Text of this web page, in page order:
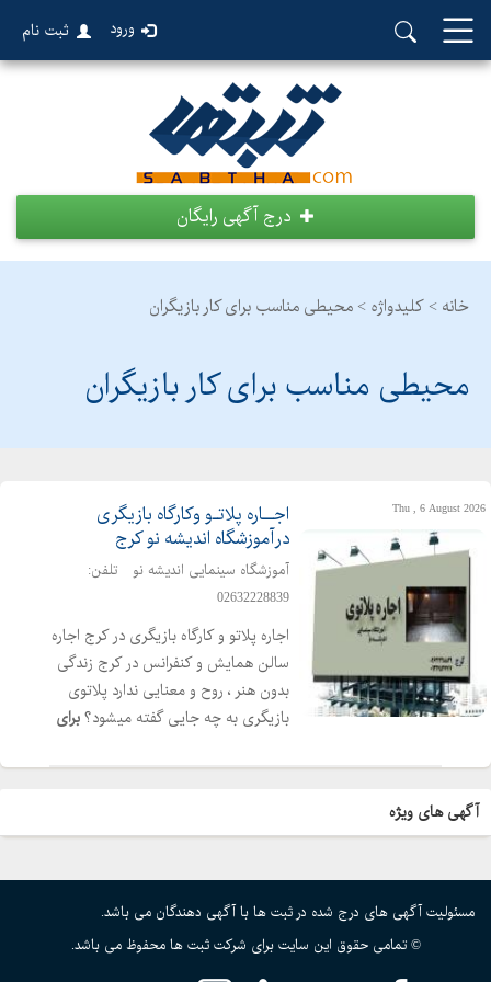
ورود ثبت نام
درج آگهی رایگان
خانه > کلیدواژه > محیطی مناسب برای کار بازیگران
محیطی مناسب برای کار بازیگران
Thu , 6 August 2026
اجــاره پلاتـو وکارگاه بازیگری
درآموزشگاه اندیشه نو کرج
آموزشگاه سینمایی اندیشه نو
تلفن:
02632228839
اجاره پلاتو و کارگاه بازیگری در کرج اجاره
سالن همایش و کنفرانس در کرج زندگی
بدون هنر ، روح و معنایی ندارد پلاتوی
بازیگری به چه جایی گفته میشود؟برای
نمایش نیاز به فضایی میباشد که دارای
اگر به دنبال فضاییمناسببرایتمرین
رویداد های هنری خود میگردید ما پلاتوی
بازیگری آموزشگاه سینمایی اندیشه نو کرج
آگهی های ویژه
مسئولیت آگهی های درج شده در ثبت ها با آگهی دهندگان می باشد.
© تمامی حقوق این سایت برای شرکت ثبت ها محفوظ می باشد.